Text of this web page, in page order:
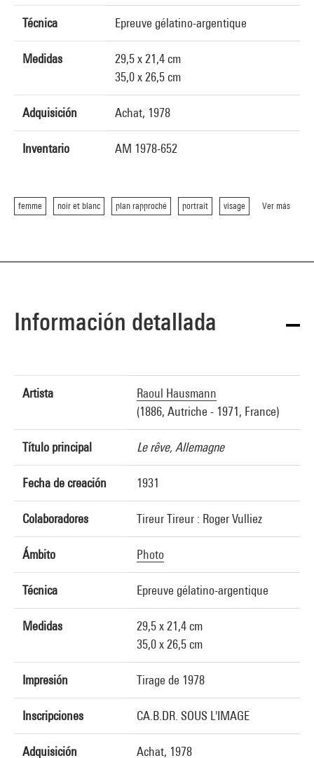
Técnica Epreuve gélatino-argentique
Medidas
29,5 x 21,4 cm
35,0 x 26,5 cm
Adquisición Achat, 1978
Inventario AM 1978-652
femme noir et blanc plan rapproché portrait visage Ver más
Información detallada
Artista
Raoul Hausmann
(1886, Autriche - 1971, France)
Título principal Le rêve, Allemagne
Fecha de creación 1931
Colaboradores Tireur Tireur : Roger Vulliez
Ámbito Photo
Técnica Epreuve gélatino-argentique
Medidas
29,5 x 21,4 cm
35,0 x 26,5 cm
Impresión Tirage de 1978
Inscripciones CA.B.DR. SOUS L'IMAGE
Adquisición Achat, 1978